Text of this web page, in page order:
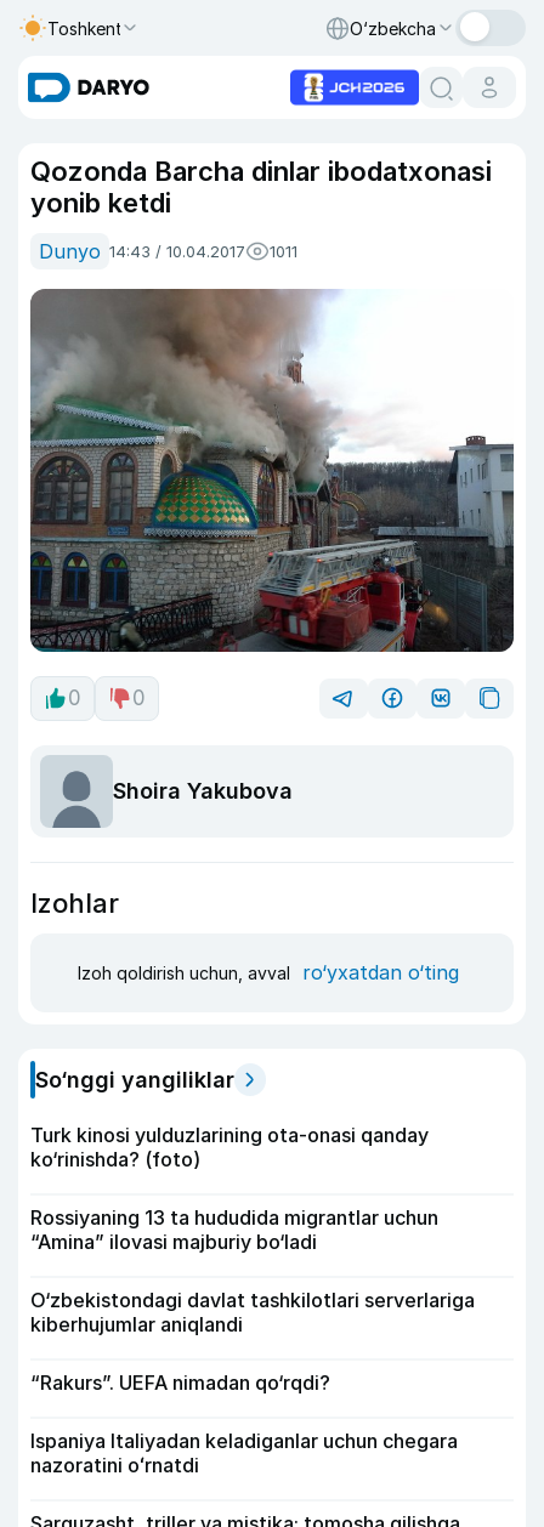
Toshkent O‘zbekcha
Qozonda Barcha dinlar ibodatxonasi
yonib ketdi
Dunyo 14:43 / 10.04.2017 1011
0 0
Shoira Yakubova
Izohlar
Izoh qoldirish uchun, avval ro‘yxatdan o‘ting
So‘nggi yangiliklar
Turk kinosi yulduzlarining ota-onasi qanday
ko‘rinishda? (foto)
Rossiyaning 13 ta hududida migrantlar uchun
“Amina” ilovasi majburiy bo‘ladi
O‘zbekistondagi davlat tashkilotlari serverlariga
kiberhujumlar aniqlandi
“Rakurs”. UEFA nimadan qo‘rqdi?
Ispaniya Italiyadan keladiganlar uchun chegara
nazoratini oʻrnatdi